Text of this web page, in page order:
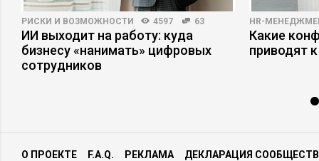
РИСКИ И ВОЗМОЖНОСТИ 4597 63
ИИ выходит на работу: куда
бизнесу «нанимать» цифровых
сотрудников
HR-
Какие
приводят
О ПРОЕКТЕ F.A.Q. РЕКЛАМА ДЕКЛАРАЦИЯ